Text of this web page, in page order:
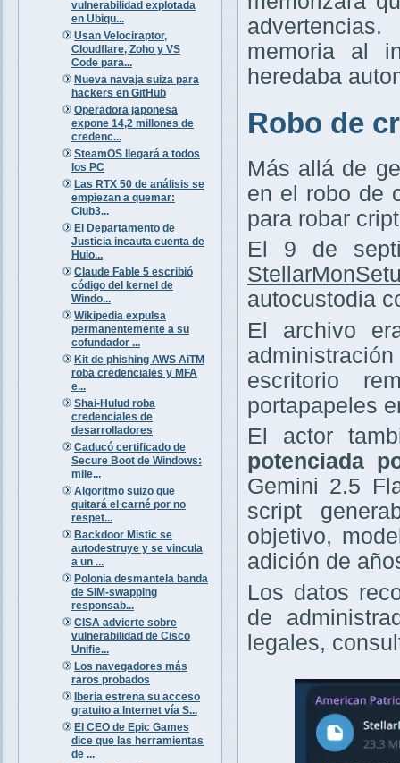
vulnerabilidad explotada
en Ubiqu...
Usan Velociraptor,
Cloudflare, Zoho y VS
Code para...
Nueva navaja suiza para
hackers en GitHub
Operadora japonesa
expone 14,2 millones de
credenc...
SteamOS llegará a todos
los PC
Las RTX 50 de análisis se
empiezan a quemar:
Club3...
El Departamento de
Justicia incauta cuenta de
Huio...
Claude Fable 5 escribió
código del kernel de
Windo...
Wikipedia expulsa
permanentemente a su
cofundador ...
Kit de phishing AWS AiTM
roba credenciales y MFA
e...
Shai-Hulud roba
credenciales de
desarrolladores
Caducó certificado de
Secure Boot de Windows:
mile...
Algoritmo suizo que
quitará el carné por no
respet...
Backdoor Mistic se
autodestruye y se vincula
a un ...
Polonia desmantela banda
de SIM-swapping
responsab...
CISA advierte sobre
vulnerabilidad de Cisco
Unifie...
Los navegadores más
raros probados
Iberia estrena su acceso
gratuito a Internet vía S...
El CEO de Epic Games
dice que las herramientas
de ...
memoria al
heredaba
Robo de
Más allá de
en el robo de
para robar
El 9 de
autocustodia
El archivo
escritorio
portapapeles
El actor
potenciada
Gemini 2.5
script
objetivo,
adición de
Los datos
de
legales,